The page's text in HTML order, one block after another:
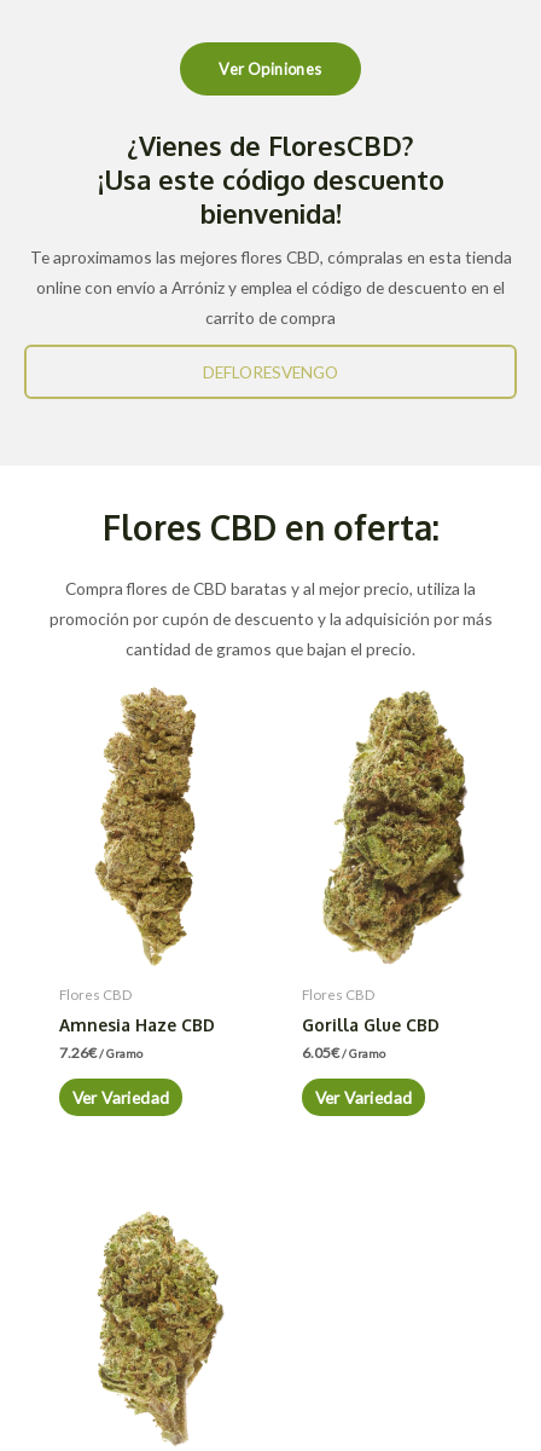
Ver Opiniones
¿Vienes de FloresCBD?
¡Usa este código descuento
bienvenida!
Te aproximamos las mejores flores CBD, cómpralas en esta tienda
online con envío a Arróniz y emplea el código de descuento en el
carrito de compra
DEFLORESVENGO
Flores CBD en oferta:
Compra flores de CBD baratas y al mejor precio, utiliza la
promoción por cupón de descuento y la adquisición por más
cantidad de gramos que bajan el precio.
Flores CBD
Amnesia Haze CBD
7.26€/ Gramo
Ver Variedad
Flores CBD
Gorilla Glue CBD
6.05€/ Gramo
Ver Variedad